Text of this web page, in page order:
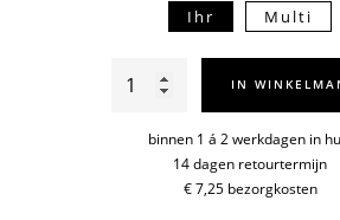
Ihr Multi
Pikkukellukka
servett.33x33cm
aantal
IN
binnen 1 á 2 werkdagen in
14 dagen retourtermijn
€ 7,25 bezorgkosten